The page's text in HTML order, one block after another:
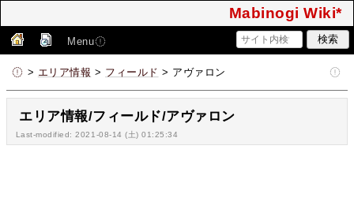
Mabinogi Wiki*
Menu
> エリア情報 > フィールド > アヴァロン
エリア情報/フィールド/アヴァロン
Last-modified: 2021-08-14 (土) 01:25:34